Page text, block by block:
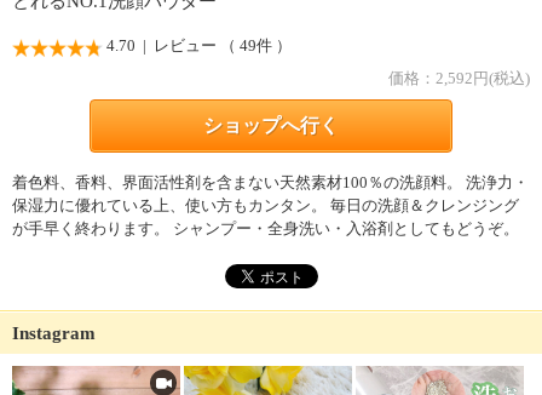
4.70 | レビュー （ 49件 ）
価格： 2,592円(税込)
ショップへ行く
着色料、香料、界面活性剤を含まない天然素材100％の洗顔料。 洗浄力・
保湿力に優れている上、使い方もカンタン。 毎日の洗顔＆クレンジング
が手早く終わります。 シャンプー・全身洗い・入浴剤としてもどうぞ。
Instagram